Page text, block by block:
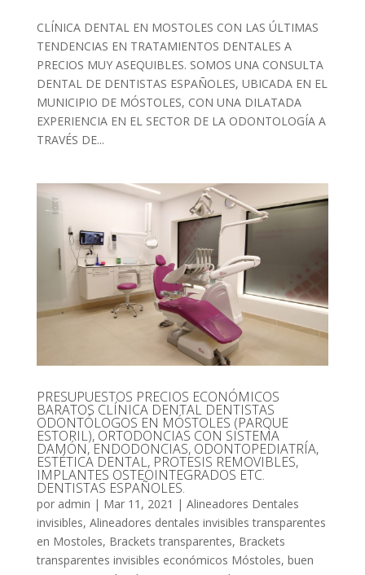
CLÍNICA DENTAL EN MOSTOLES CON LAS ÚLTIMAS
TENDENCIAS EN TRATAMIENTOS DENTALES A
PRECIOS MUY ASEQUIBLES. SOMOS UNA CONSULTA
DENTAL DE DENTISTAS ESPAÑOLES, UBICADA EN EL
MUNICIPIO DE MÓSTOLES, CON UNA DILATADA
EXPERIENCIA EN EL SECTOR DE LA ODONTOLOGÍA A
TRAVÉS DE...
PRESUPUESTOS PRECIOS ECONÓMICOS
BARATOS CLÍNICA DENTAL DENTISTAS
ODONTÓLOGOS EN MÓSTOLES (PARQUE
ESTORIL), ORTODONCIAS CON SISTEMA
DAMÓN, ENDODONCIAS, ODONTOPEDIATRÍA,
ESTÉTICA DENTAL, PROTESIS REMOVIBLES,
IMPLANTES OSTEOINTEGRADOS ETC.
DENTISTAS ESPAÑOLES.
por admin | Mar 11, 2021 | Alineadores Dentales
invisibles, Alineadores dentales invisibles transparentes
en Mostoles, Brackets transparentes, Brackets
transparentes invisibles económicos Móstoles, buen